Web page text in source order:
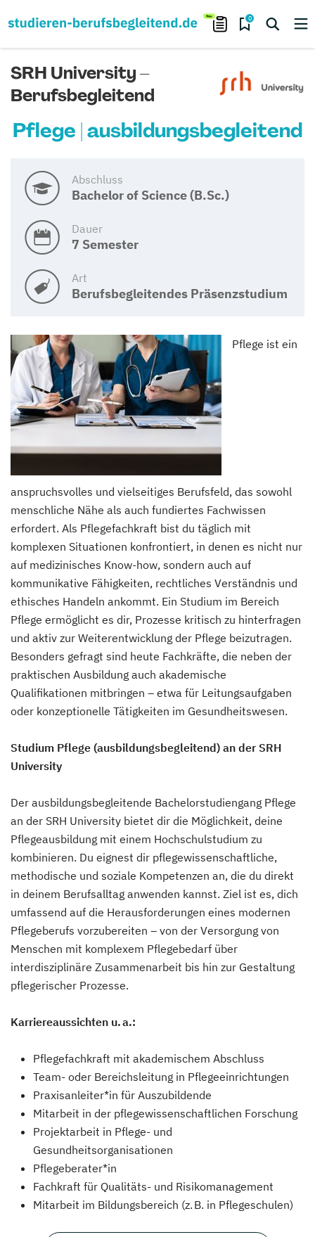
0
SRH University –
Berufsbegleitend
Pflege | ausbildungsbegleitend
Abschluss
Bachelor of Science (B.Sc.)
Dauer
7 Semester
Art
Berufsbegleitendes Präsenzstudium
Pflege ist ein
anspruchsvolles und vielseitiges Berufsfeld, das sowohl
menschliche Nähe als auch fundiertes Fachwissen
erfordert. Als Pflegefachkraft bist du täglich mit
komplexen Situationen konfrontiert, in denen es nicht nur
auf medizinisches Know-how, sondern auch auf
kommunikative Fähigkeiten, rechtliches Verständnis und
ethisches Handeln ankommt. Ein Studium im Bereich
Pflege ermöglicht es dir, Prozesse kritisch zu hinterfragen
und aktiv zur Weiterentwicklung der Pflege beizutragen.
Besonders gefragt sind heute Fachkräfte, die neben der
praktischen Ausbildung auch akademische
Qualifikationen mitbringen – etwa für Leitungsaufgaben
oder konzeptionelle Tätigkeiten im Gesundheitswesen.
Studium Pflege (ausbildungsbegleitend) an der SRH
University
Der ausbildungsbegleitende Bachelorstudiengang Pflege
an der SRH University bietet dir die Möglichkeit, deine
Pflegeausbildung mit einem Hochschulstudium zu
kombinieren. Du eignest dir pflegewissenschaftliche,
methodische und soziale Kompetenzen an, die du direkt
in deinem Berufsalltag anwenden kannst. Ziel ist es, dich
umfassend auf die Herausforderungen eines modernen
Pflegeberufs vorzubereiten – von der Versorgung von
Menschen mit komplexem Pflegebedarf über
interdisziplinäre Zusammenarbeit bis hin zur Gestaltung
pflegerischer Prozesse.
Karriereaussichten u. a.:
Pflegefachkraft mit akademischem Abschluss
Team- oder Bereichsleitung in Pflegeeinrichtungen
Praxisanleiter*in für Auszubildende
Mitarbeit in der pflegewissenschaftlichen Forschung
Projektarbeit in Pflege- und
Gesundheitsorganisationen
Pflegeberater*in
Fachkraft für Qualitäts- und Risikomanagement
Mitarbeit im Bildungsbereich (z. B. in Pflegeschulen)